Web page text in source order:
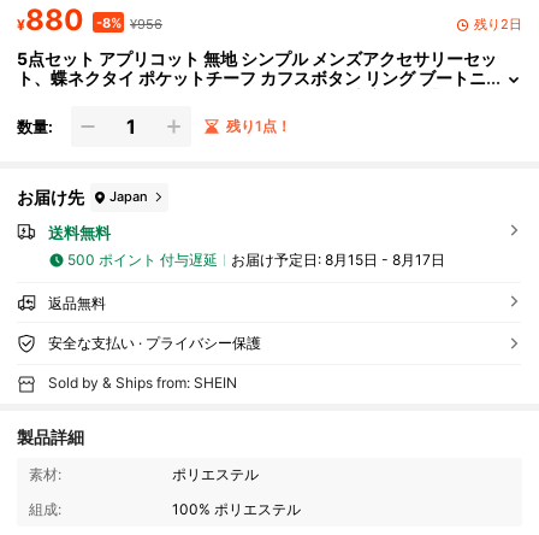
¥880 -8% ¥956 残り2日
5点セット アプリコット 無地 シンプル メンズアクセサリーセッ
ト、蝶ネクタイ ポケットチーフ カフスボタン リング ブートニ
数量: 残り1点！
お届け先 Japan
送料無料
500 ポイント 付与遅延 お届け予定日: 8月15日 - 8月17日
返品無料
安全な支払い · プライバシー保護
Sold by & Ships from: SHEIN
製品詳細
素材:
ポリエステル
組成:
100% ポリエステル